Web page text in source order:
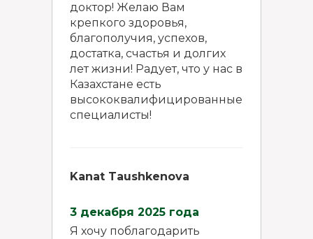
доктор! Желаю Вам
крепкого здоровья,
благополучия, успехов,
достатка, счастья и долгих
лет жизни! Радует, что у нас в
Казахстане есть
высококвалифицированные
специалисты!
Kanat Taushkenova
3 декабря 2025 года
Я хочу поблагодарить